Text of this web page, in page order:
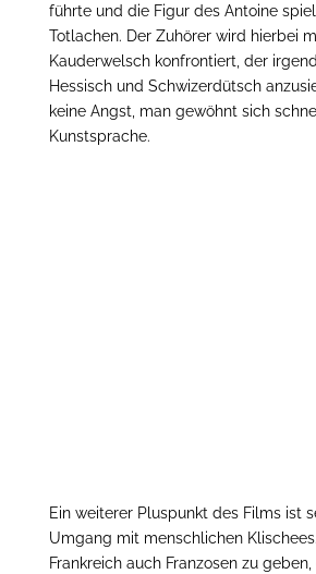
führte und die Figur des Antoine
Totlachen. Der Zuhörer wird hierbei
Kauderwelsch konfrontiert, der
Hessisch und Schwizerdütsch
keine Angst, man gewöhnt sich
Kunstsprache.
Ein weiterer Pluspunkt des Films ist
Umgang mit menschlichen
Frankreich auch Franzosen zu